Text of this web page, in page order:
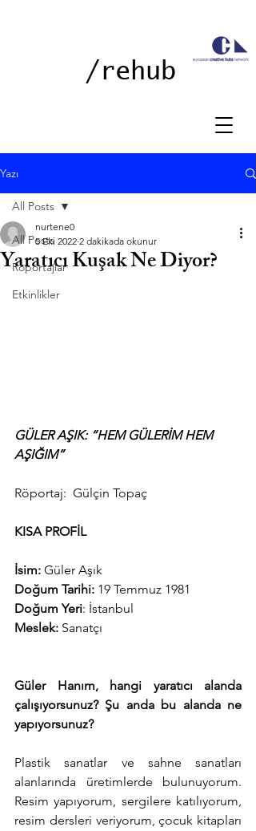
/rehub
Yazı
All Posts
Röportajlar
Etkinlikler
All Posts
Yaratıcı Kuşak Ne Diyor?
nurtene0
5 Eki 2022 2 dakikada okunur
GÜLER AŞIK: “HEM GÜLERİM HEM
AŞIĞIM”
Röportaj:  Gülçin Topaç
KISA PROFİL
İsim: Güler Aşık
Doğum Tarihi: 19 Temmuz 1981
Doğum Yeri: İstanbul
Meslek: Sanatçı
Güler Hanım, hangi yaratıcı alanda
çalışıyorsunuz? Şu anda bu alanda ne
yapıyorsunuz?
Plastik sanatlar ve sahne sanatları
alanlarında üretimlerde bulunuyorum.
Resim yapıyorum, sergilere katılıyorum,
resim dersleri veriyorum, çocuk kitapları